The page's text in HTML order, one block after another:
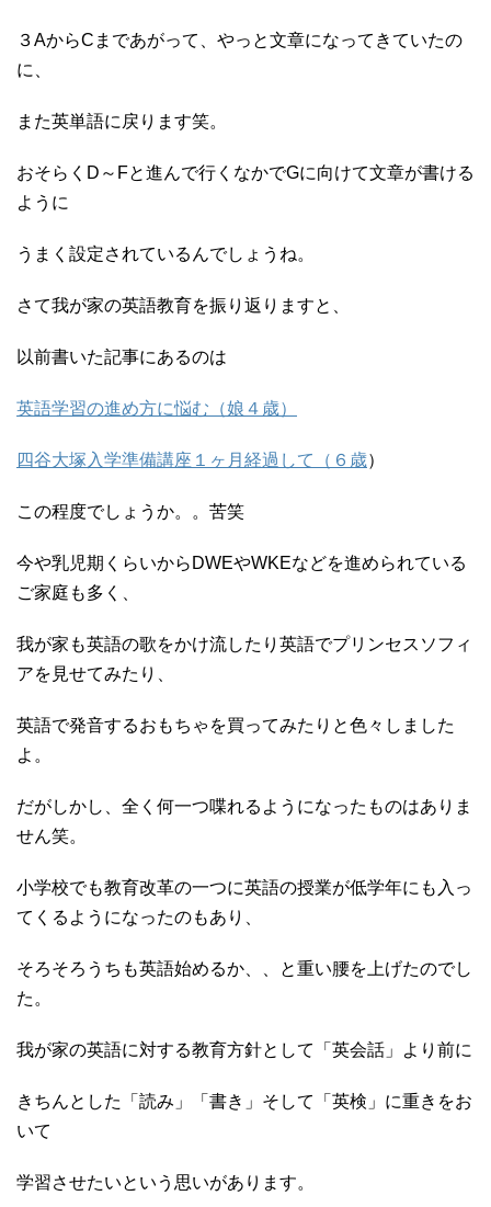
３AからCまであがって、やっと文章になってきていたの
に、
また英単語に戻ります笑。
おそらくD～Fと進んで行くなかでGに向けて文章が書ける
ように
うまく設定されているんでしょうね。
さて我が家の英語教育を振り返りますと、
以前書いた記事にあるのは
英語学習の進め方に悩む（娘４歳）
四谷大塚入学準備講座１ヶ月経過して（６歳）
この程度でしょうか。。苦笑
今や乳児期くらいからDWEやWKEなどを進められている
ご家庭も多く、
我が家も英語の歌をかけ流したり英語でプリンセスソフィ
アを見せてみたり、
英語で発音するおもちゃを買ってみたりと色々しました
よ。
だがしかし、全く何一つ喋れるようになったものはありま
せん笑。
小学校でも教育改革の一つに英語の授業が低学年にも入っ
てくるようになったのもあり、
そろそろうちも英語始めるか、、と重い腰を上げたのでし
た。
我が家の英語に対する教育方針として「英会話」より前に
きちんとした「読み」「書き」そして「英検」に重きをお
いて
学習させたいという思いがあります。